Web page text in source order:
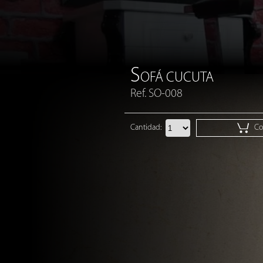
SOFÁ CUCUTA
Ref. SO-008
Cantidad: